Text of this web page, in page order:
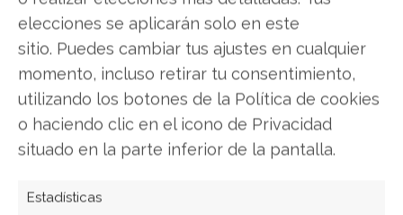
elecciones se aplicarán solo en este
sitio. Puedes cambiar tus ajustes en cualquier
momento, incluso retirar tu consentimiento,
utilizando los botones de la Política de cookies
o haciendo clic en el icono de Privacidad
situado en la parte inferior de la pantalla.
Estadísticas
Broadcom
Compartir este artículo
Twitter